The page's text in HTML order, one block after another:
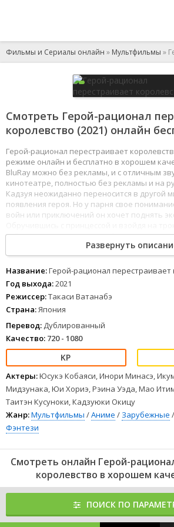
Фильмы и Сериалы онлайн » Мультфильмы »
Смотреть Герой-рационал
королевство (2021) онлайн
Герой-рационал перестраивает
режиме онлайн и бесплатно в хорошем
BluRay можно без рекламы, и с отличным
кинотеатре, полностью без рекламы и на
Кадзуя неожиданно переносится в другой
появления героя. Но у парня свое
войн или приключений он хочет поднять
собрать талантливых людей, которые
необходимые реформы.
12345 678
Развернуть
Название:Герой-рационал перестраивает
Год выхода:2021
Режиссер:Такаси Ватанабэ
Страна:Япония
Перевод: Дублированный
Качество: 720 - 1080
Актеры:Юсукэ Кобаяси, Инори Минасэ,
Мидзунака, Юи Хориэ, Рэина Уэда, Мао
Таитэн Кусуноки, Кадзуюки Окицу
Жанр:Мультфильмы /Аниме / Зарубежные /
Фэнтези
Смотреть онлайн Герой-
королевство в хорошем
ПОИСК ПО